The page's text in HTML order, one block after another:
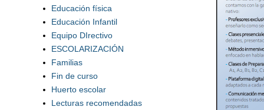
Educación física
Educación Infantil
Equipo DIrectivo
ESCOLARIZACIÓN
Familias
Fin de curso
Huerto escolar
Lecturas recomendadas